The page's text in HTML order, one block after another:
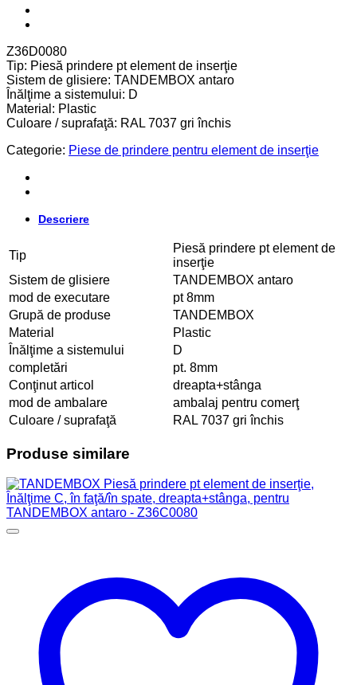
Z36D0080
Tip: Piesă prindere pt element de inserţie
Sistem de glisiere: TANDEMBOX antaro
Înălţime a sistemului: D
Material: Plastic
Culoare / suprafaţă: RAL 7037 gri închis
Categorie: Piese de prindere pentru element de inserţie
Descriere
Tip
Piesă prindere pt element de
inserţie
Sistem de glisiere
TANDEMBOX antaro
mod de executare
pt 8mm
Grupă de produse
TANDEMBOX
Material
Plastic
Înălţime a sistemului
D
completări
pt. 8mm
Conţinut articol
dreapta+stânga
mod de ambalare
ambalaj pentru comerţ
Culoare / suprafaţă
RAL 7037 gri închis
Produse similare